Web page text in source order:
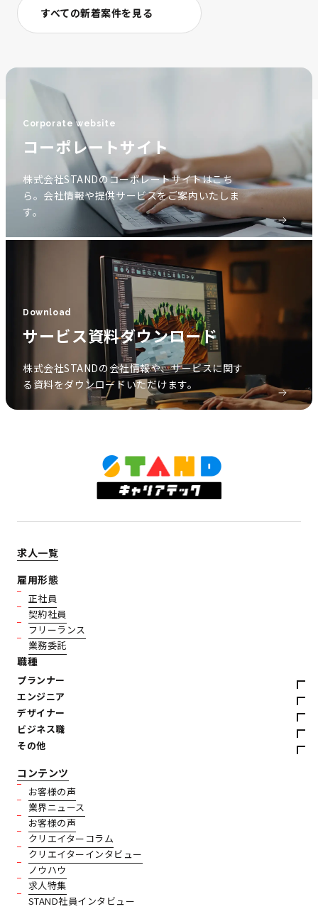
すべての新着案件を見る
Corporate website
コーポレートサイト
株式会社STANDのコーポレートサイトはこち
ら。会社情報や提供サービスをご案内いたしま
す。
Download
サービス資料ダウンロード
株式会社STANDの会社情報や、サービスに関す
る資料をダウンロードいただけます。
求人一覧
雇用形態
正社員
契約社員
フリーランス
業務委託
職種
プランナー
エンジニア
デザイナー
ビジネス職
その他
コンテンツ
お客様の声
業界ニュース
お客様の声
クリエイターコラム
クリエイターインタビュー
ノウハウ
求人特集
STAND社員インタビュー